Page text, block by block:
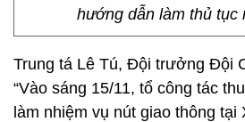
hướng dẫn làm thủ tục
Trung tá Lê Tú, Đội trưởng Đội
“Vào sáng 15/11, tổ công tác
làm nhiệm vụ nút giao thông tại